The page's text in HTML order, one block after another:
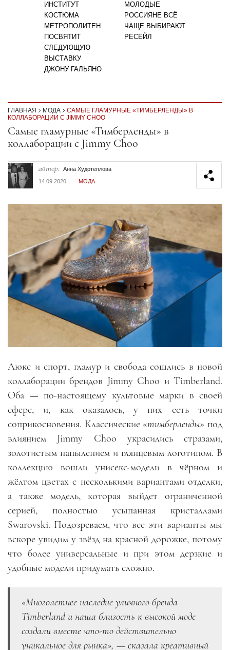
ИНСТИТУТ
КОСТЮМА
МЕТРОПОЛИТЕН
ПОСВЯТИТ
СЛЕДУЮЩУЮ
ВЫСТАВКУ
ДЖОНУ ГАЛЬЯНО
МОЛОДЫЕ
РОССИЯНЕ ВСЁ
ЧАЩЕ ВЫБИРАЮТ
РЕСЕЙЛ
ГЛАВНАЯ МОДА
САМЫЕ ГЛАМУРНЫЕ «ТИМБЕРЛЕНДЫ» В
КОЛЛАБОРАЦИИ С JIMMY CHOO
Секция статей
Самые гламурные «Тимберленды» в
коллаборации с Jimmy Choo
автор: Анна Худотеплова
14.09.2020
МОДА
Люкс и спорт, гламур и свобода сошлись в новой
коллаборации брендов Jimmy Choo и Timberland.
Оба — по-настоящему культовые марки в своей
сфере, и, как оказалось, у них есть точки
соприкосновения. Классические «тимберленды» под
влиянием Jimmy Choo украсились стразами,
золотистым напылением и глянцевым логотипом. В
коллекцию вошли унисекс-модели в чёрном и
жёлтом цветах с несколькими вариантами отделки,
а также модель, которая выйдет ограниченной
серией, полностью усыпанная кристаллами
Swarovski. Подозреваем, что все эти варианты мы
вскоре увидим у звёзд на красной дорожке, потому
что более универсальные и при этом дерзкие и
удобные модели придумать сложно.
«Многолетнее наследие уличного бренда
Timberland и наша близость к высокой моде
создали вместе что-то действительно
уникальное для рынка», — сказала креативный